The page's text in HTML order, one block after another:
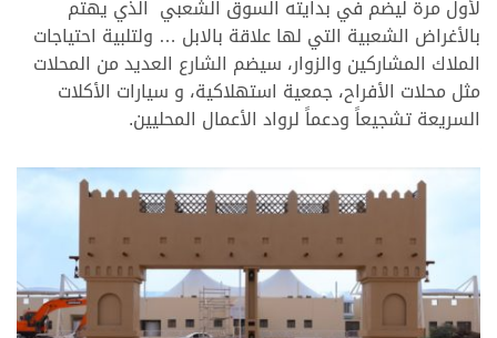
لأول مرة ليضم في بدايته السوق الشعبي الذي يهتم
بالأغراض الشعبية التي لها علاقة بالابل … ولتلبية احتياجات
الملاك المشاركين والزوار، سيضم الشارع العديد من المحلات
مثل محلات الأفراح، جمعية استهلاكية، و سيارات الأكلات
السريعة تشجيعاً ودعماً لرواد الأعمال المحليين.